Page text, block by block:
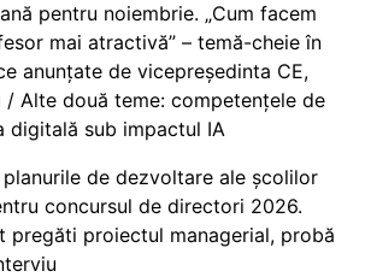
pentru noiembrie. „Cum facem
mai atractivă” – temă-cheie în
anunțate de vicepreședinta CE,
/ Alte două teme: competențele de
digitală sub impactul IA
de dezvoltare ale școlilor
concursul de directori 2026.
pregăti proiectul managerial, probă